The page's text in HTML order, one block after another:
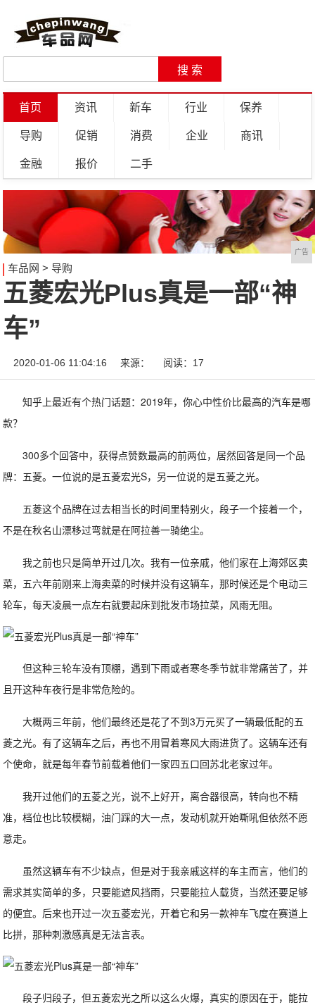
首页 资讯 新车 行业 保养
导购 促销 消费 企业 商讯
金融 报价 二手
广告
车品网 > 导购
五菱宏光Plus真是一部“神
车”
2020-01-06 11:04:16 来源： 阅读：17
知乎上最近有个热门话题：2019年，你心中性价比最高的汽车是哪
款？
300多个回答中，获得点赞数最高的前两位，居然回答是同一个品
牌：五菱。一位说的是五菱宏光S，另一位说的是五菱之光。
五菱这个品牌在过去相当长的时间里特别火，段子一个接着一个，
不是在秋名山漂移过弯就是在阿拉善一骑绝尘。
我之前也只是简单开过几次。我有一位亲戚，他们家在上海郊区卖
菜，五六年前刚来上海卖菜的时候并没有这辆车，那时候还是个电动三
轮车，每天凌晨一点左右就要起床到批发市场拉菜，风雨无阻。
但这种三轮车没有顶棚，遇到下雨或者寒冬季节就非常痛苦了，并
且开这种车夜行是非常危险的。
大概两三年前，他们最终还是花了不到3万元买了一辆最低配的五
菱之光。有了这辆车之后，再也不用冒着寒风大雨进货了。这辆车还有
个使命，就是每年春节前载着他们一家四五口回苏北老家过年。
我开过他们的五菱之光，说不上好开，离合器很高，转向也不精
准，档位也比较模糊，油门踩的大一点，发动机就开始嘶吼但依然不愿
意走。
虽然这辆车有不少缺点，但是对于我亲戚这样的车主而言，他们的
需求其实简单的多，只要能遮风挡雨，只要能拉人载货，当然还要足够
的便宜。后来也开过一次五菱宏光，开着它和另一款神车飞度在赛道上
比拼，那种刺激感真是无法言表。
段子归段子，但五菱宏光之所以这么火爆，真实的原因在于，能拉